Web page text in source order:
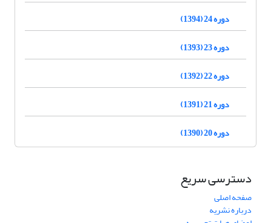
دوره 24 (1394)
دوره 23 (1393)
دوره 22 (1392)
دوره 21 (1391)
دوره 20 (1390)
دسترسی سریع
صفحه اصلی
درباره نشریه